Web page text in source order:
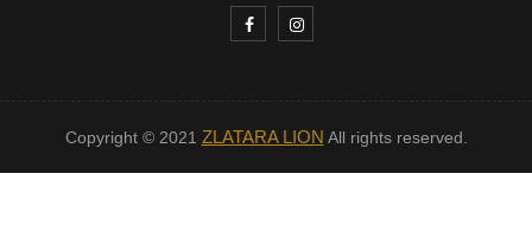
Copyright © 2021 ZLATARA LION All rights reserved.